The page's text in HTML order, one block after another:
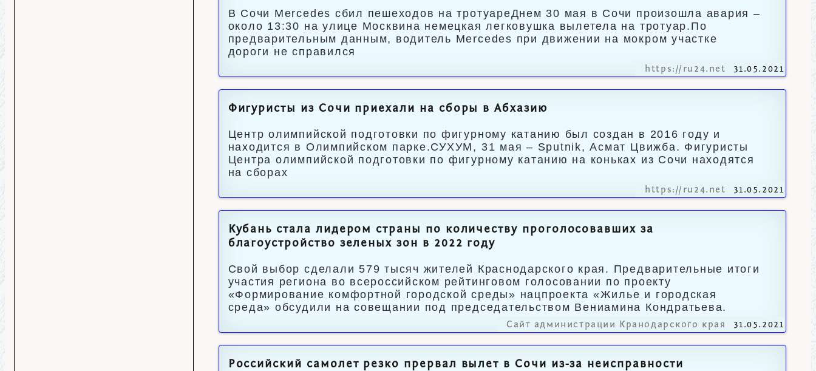
В Сочи Mercedes сбил пешеходов на тротуареДнем 30 мая в Сочи произошла авария –
около 13:30 на улице Москвина немецкая легковушка вылетела на тротуар.По
предварительным данным, водитель Mercedes при движении на мокром участке
дороги не справился
https://ru24.net 31.05.2021
Фигуристы из Сочи приехали на сборы в Абхазию
Центр олимпийской подготовки по фигурному катанию был создан в 2016 году и
находится в Олимпийском парке.СУХУМ, 31 мая – Sputnik, Асмат Цвижба. Фигуристы
Центра олимпийской подготовки по фигурному катанию на коньках из Сочи находятся
на сборах
https://ru24.net 31.05.2021
Кубань стала лидером страны по количеству проголосовавших за
благоустройство зеленых зон в 2022 году
Свой выбор сделали 579 тысяч жителей Краснодарского края. Предварительные итоги
участия региона во всероссийском рейтинговом голосовании по проекту
«Формирование комфортной городской среды» нацпроекта «Жилье и городская
среда» обсудили на совещании под председательством Вениамина Кондратьева.
Сайт администрации Кранодарского края 31.05.2021
Российский самолет резко прервал вылет в Сочи из-за неисправности